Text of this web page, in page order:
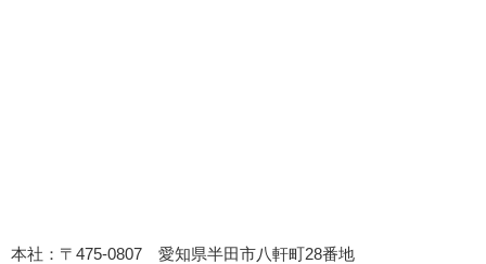
本社：〒475-0807 愛知県半田市八軒町28番地